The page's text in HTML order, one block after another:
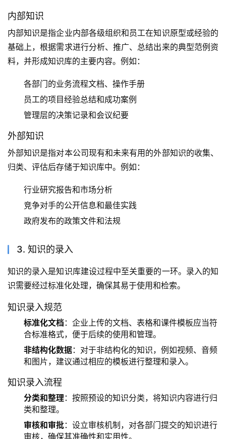
内部知识
内部知识是指企业内部各级组织和员工在知识原型或经验的
基础上，根据需求进行分析、推广、总结出来的典型范例资
料，并形成知识库的主要内容。例如：
各部门的业务流程文档、操作手册
员工的项目经验总结和成功案例
管理层的决策记录和会议纪要
外部知识
外部知识是指对本公司现有和未来有用的外部知识的收集、
归类、评估后存储于知识库中。例如：
行业研究报告和市场分析
竞争对手的公开信息和最佳实践
政府发布的政策文件和法规
3. 知识的录入
知识的录入是知识库建设过程中至关重要的一环。录入的知
识需要经过标准化处理，确保其易于使用和检索。
知识录入规范
标准化文档 ：企业上传的文档、表格和课件模板应当符
合标准格式，便于后续的使用和管理。
非结构化数据：对于非结构化的知识，例如视频、音频
和图片，建议通过相应的模板进行整理和录入。
知识录入流程
分类和整理 ：按照预设的知识分类，将知识内容进行归
类和整理。
审核和审批：设立审核机制，对各部门提交的知识进行
审核，确保其准确性和实用性。